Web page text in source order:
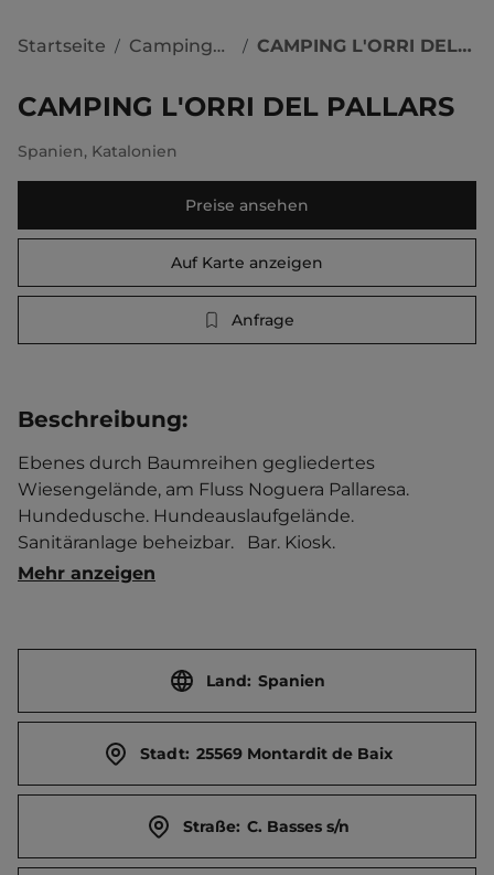
Startseite / Campingplätze / CAMPING L'ORRI DEL PALLARS
CAMPING L'ORRI DEL PALLARS
Spanien, Katalonien
Preise ansehen
Auf Karte anzeigen
Anfrage
Beschreibung:
Ebenes durch Baumreihen gegliedertes
Wiesengelände, am Fluss Noguera Pallaresa.
Hundedusche. Hundeauslaufgelände.
Sanitäranlage beheizbar.   Bar. Kiosk.
Brötchenservice. Frühstücksservice. Billard. Rad-
Mehr anzeigen
Land: Spanien
Stadt: 25569 Montardit de Baix
Straße: C. Basses s/n